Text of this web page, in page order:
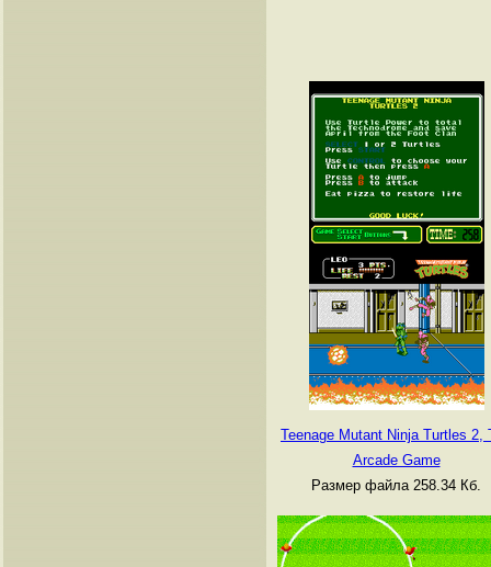
Teenage Mutant Ninja Turtles 2,
Arcade Game
Размер файла 258.34 Кб.